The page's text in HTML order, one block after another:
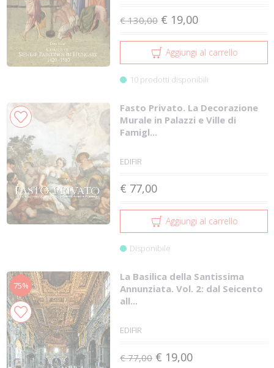
€ 130,00 € 19,00
Aggiungi al carrello
10 prodotti disponibili
Fasto Privato. La Decorazione
Murale in Palazzi e Ville di
Famigl...
EDIFIR
€ 77,00
Aggiungi al carrello
Disponibile
75%
La Basilica della Santissima
Annunziata. Vol. 2: dal Seicento
all...
EDIFIR
€ 77,00 € 19,00